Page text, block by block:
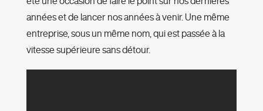
années et de lancer nos années à venir. Une même
entreprise, sous un même nom, qui est passée à la
vitesse supérieure sans détour.